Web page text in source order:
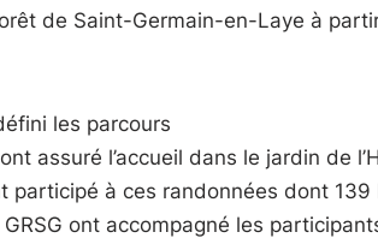
de Saint-Germain-en-Laye à
les parcours
assuré l’accueil dans le jardin de
participé à ces randonnées dont
ont accompagné les